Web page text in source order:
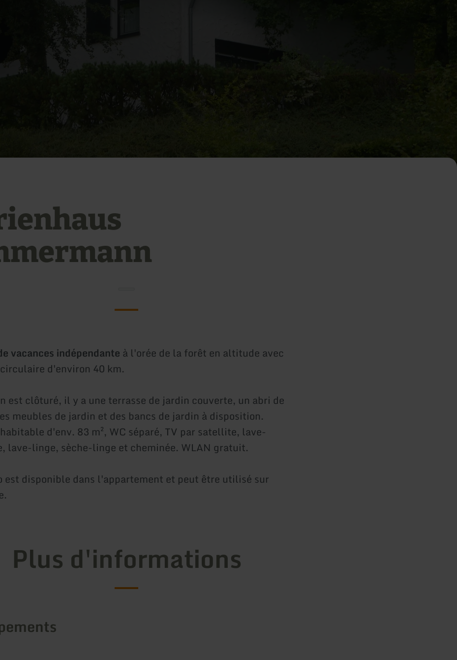
vacances indépendante à l'orée de la forêt en altitude avec
d'environ 40 km.
est clôturé, il y a une terrasse de jardin couverte, un abri de
meubles de jardin et des bancs de jardin à disposition.
d'env. 83 m², WC séparé, TV par satellite, lave-
lave-linge, sèche-linge et cheminée. WLAN gratuit.
est disponible dans l'appartement et peut être utilisé sur
Plus d'informations